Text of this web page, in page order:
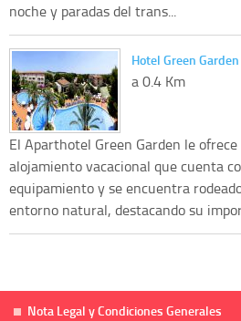
noche y paradas del trans...
Hotel Green Garden
a 0.4 Km
El Aparthotel Green Garden le
alojamiento vacacional que cuenta
equipamiento y se encuentra
entorno natural, destacando su
Nota Legal y Condiciones Generales